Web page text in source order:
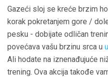
Gazeći sloj se kreće brzim
korak pokretanjem gore /
pesku - dobijate odličan
povećava vašu brzinu srca u
Ali hodate na iznenađujuće
trening. Ova akcija takođe